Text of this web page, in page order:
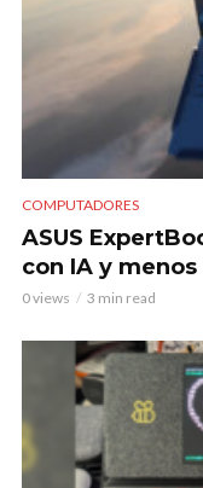
COMPUTADORES
ASUS
con IA y menos
0 views 3 min read